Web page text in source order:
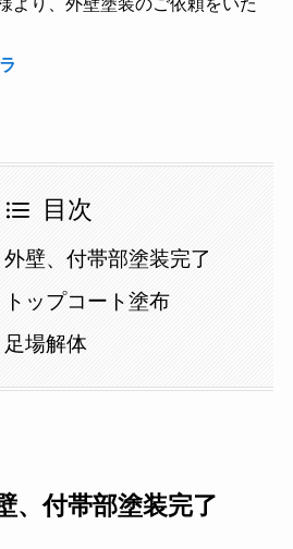
より、外壁塗装のご依頼をいた
目次
外壁、付帯部塗装完了
トップコート塗布
足場解体
、付帯部塗装完了